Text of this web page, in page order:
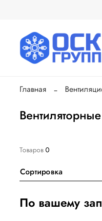
Главная
Товаров 0
Сортировка
По вашему